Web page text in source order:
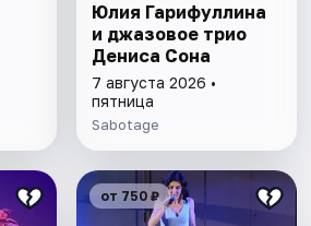
Юлия Гарифуллина
и джазовое трио
Дениса Сона
7 августа 2026 •
пятница
Sabotage
от 750 ₽